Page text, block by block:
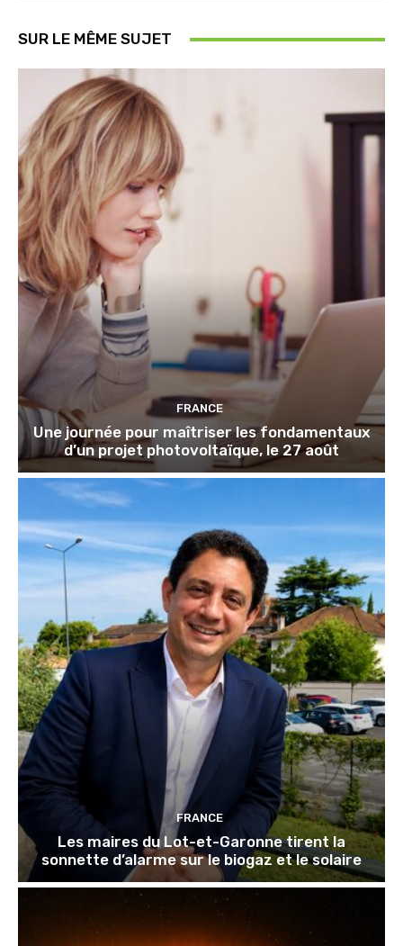
SUR LE MÊME SUJET
FRANCE
Une journée pour maîtriser les fondamentaux
d’un projet photovoltaïque, le 27 août
FRANCE
Les maires du Lot-et-Garonne tirent la
sonnette d’alarme sur le biogaz et le solaire